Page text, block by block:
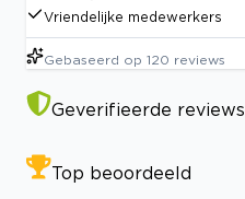
Vriendelijke medewerkers
Gebaseerd op 120 reviews
Geverifieerde reviews
Top beoordeeld